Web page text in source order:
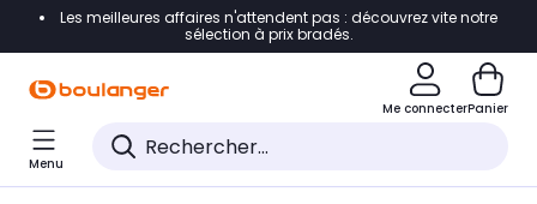
Accéder directement à la navigation
Accéder directement au pied de page
Accéder directement au chatbot
Les meilleures affaires n'attendent pas : découvrez vite notre
sélection à prix bradés.
Me connecterPanier
Menu